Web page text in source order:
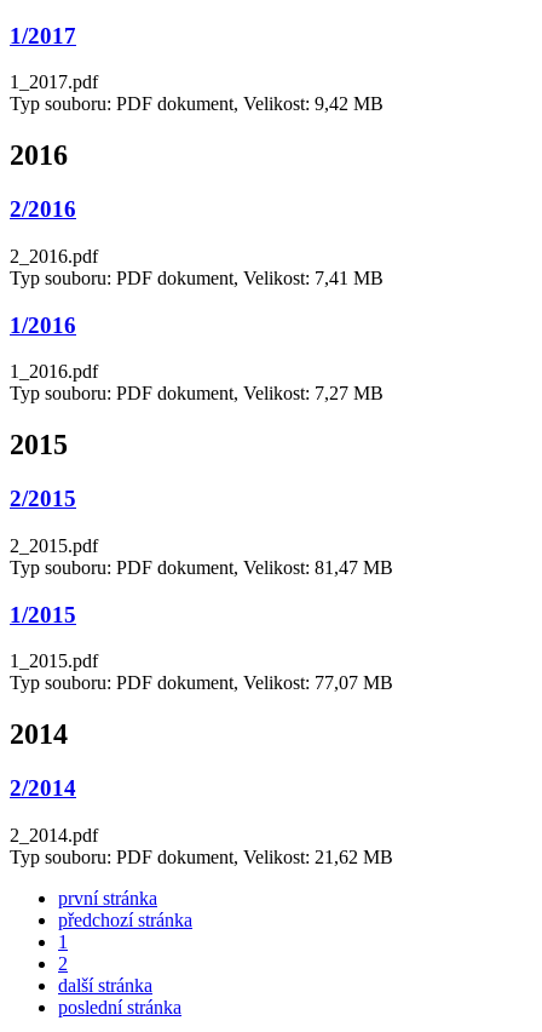
1/2017
1_2017.pdf
Typ souboru: PDF dokument, Velikost: 9,42 MB
2016
2/2016
2_2016.pdf
Typ souboru: PDF dokument, Velikost: 7,41 MB
1/2016
1_2016.pdf
Typ souboru: PDF dokument, Velikost: 7,27 MB
2015
2/2015
2_2015.pdf
Typ souboru: PDF dokument, Velikost: 81,47 MB
1/2015
1_2015.pdf
Typ souboru: PDF dokument, Velikost: 77,07 MB
2014
2/2014
2_2014.pdf
Typ souboru: PDF dokument, Velikost: 21,62 MB
první stránka
předchozí stránka
1
2
další stránka
poslední stránka